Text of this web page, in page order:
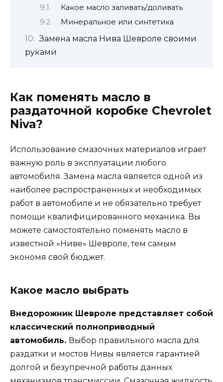
Какое масло заливать/доливать
Минеральное или синтетика
Замена масла Нива Шевроле своими
руками
Как поменять масло в
раздаточной коробке Chevrolet
Niva?
Использование смазочных материалов играет
важную роль в эксплуатации любого
автомобиля. Замена масла является одной из
наиболее распространенных и необходимых
работ в автомобиле и не обязательно требует
помощи квалифицированного механика. Вы
можете самостоятельно поменять масло в
известной «Ниве» Шевроле, тем самым
экономя свой бюджет.
Какое масло выбрать
Внедорожник Шевроле представляет собой
классический полноприводный
автомобиль. Выбор правильного масла для
раздатки и мостов Нивы является гарантией
долгой и безупречной работы данных